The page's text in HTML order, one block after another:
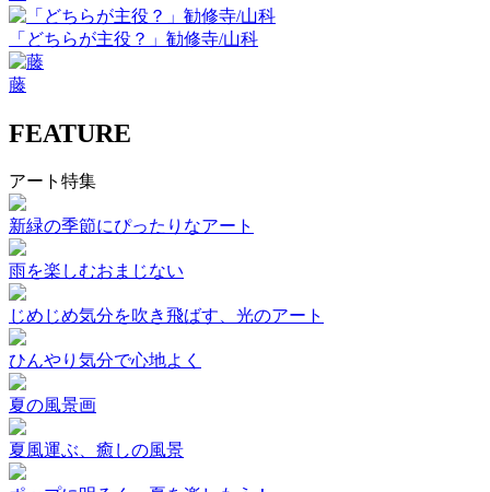
「どちらが主役？」勧修寺/山科
藤
FEATURE
アート特集
新緑の季節にぴったりなアート
雨を楽しむおまじない
じめじめ気分を吹き飛ばす、光のアート
ひんやり気分で心地よく
夏の風景画
夏風運ぶ、癒しの風景